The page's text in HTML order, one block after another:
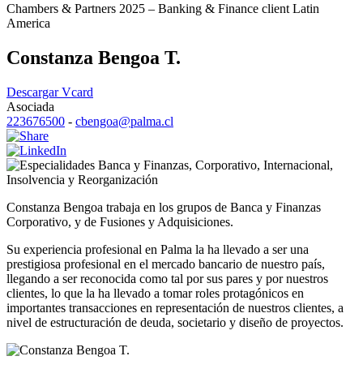
Chambers & Partners 2025 – Banking & Finance client Latin
America
Constanza Bengoa T.
Descargar Vcard
Asociada
223676500 - cbengoa@palma.cl
Banca y Finanzas, Corporativo, Internacional,
Insolvencia y Reorganización
Constanza Bengoa trabaja en los grupos de Banca y Finanzas
Corporativo, y de Fusiones y Adquisiciones.
Su experiencia profesional en Palma la ha llevado a ser una
prestigiosa profesional en el mercado bancario de nuestro país,
llegando a ser reconocida como tal por sus pares y por nuestros
clientes, lo que la ha llevado a tomar roles protagónicos en
importantes transacciones en representación de nuestros clientes, a
nivel de estructuración de deuda, societario y diseño de proyectos.